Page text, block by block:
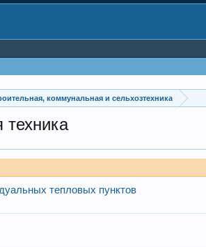
коммунальная и сельхозтехника
техника
тепловых пунктов